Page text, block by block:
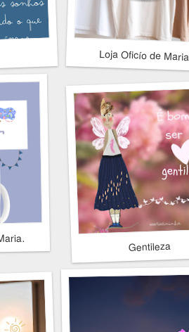
Loja Oficío de Maria
Gentileza